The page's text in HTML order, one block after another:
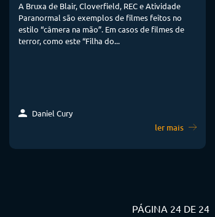
A Bruxa de Blair, Cloverfield, REC e Atividade
Paranormal são exemplos de filmes feitos no
estilo “câmera na mão”. Em casos de filmes de
terror, como este “Filha do...
Daniel Cury
ler mais
PÁGINA 24 DE 24